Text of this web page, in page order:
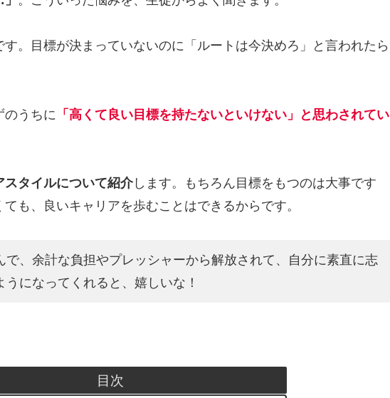
。目標が決まっていないのに「ルートは今決めろ」と言われたら
うちに 「高くて良い目標を持たないといけない」と思わされてい
スタイルについて紹介します。もちろん目標をもつのは大事です
も、良いキャリアを歩むことはできるからです。
で、余計な負担やプレッシャーから解放されて、自分に素直に志
うになってくれると、嬉しいな！
目次